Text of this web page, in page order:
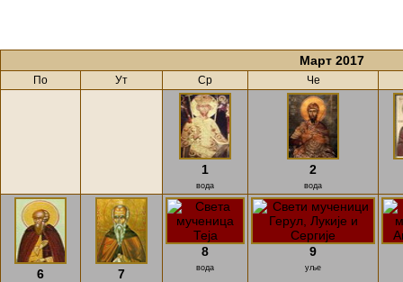
Март 2017
По Ут Ср Че
1
вода
2
вода
6 7
8
вода
9
уље